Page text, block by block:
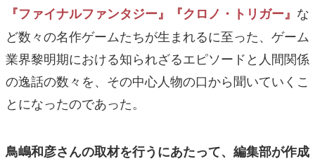
『ファイナルファンタジー』『クロノ・トリガー』 な
ど数々の名作ゲームたちが生まれるに至った、ゲーム
業界黎明期における知られざるエピソードと人間関係
の逸話の数々を、その中心人物の口から聞いていくこ
とになったのであった。
鳥嶋和彦さんの取材を行うにあたって、編集部が作成